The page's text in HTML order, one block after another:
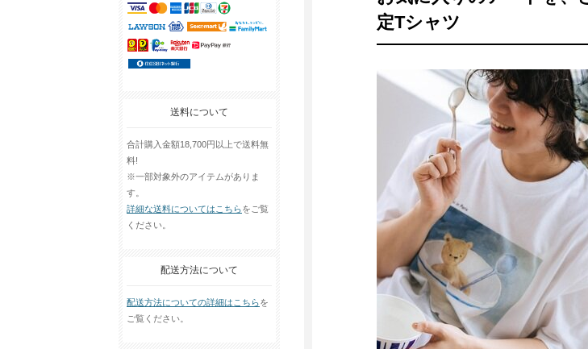
送料について
合計購入金額18,700円以上で送料無
料!
※一部対象外のアイテムがありま
す。
詳細な送料についてはこちらをご覧
ください。
配送方法について
配送方法についての詳細はこちらを
ご覧ください。
定Tシャツ